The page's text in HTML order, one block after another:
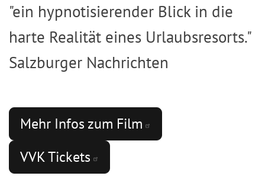
"ein hypnotisierender Blick in die
harte Realität eines Urlaubsresorts."
Salzburger Nachrichten
Mehr Infos zum Film
VVKTickets